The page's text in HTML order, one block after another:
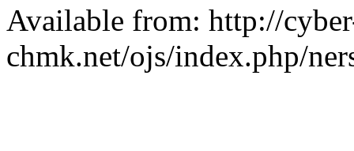
Available from: http://
chmk.net/ojs/index.php/